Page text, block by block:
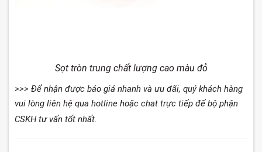
Sọt tròn trung chất lượng cao màu đỏ
>>> Để nhận được báo giá nhanh và ưu đãi, quý khách hàng
vui lòng liên hệ qua hotline hoặc chat trực tiếp để bộ phận
CSKH tư vấn tốt nhất.